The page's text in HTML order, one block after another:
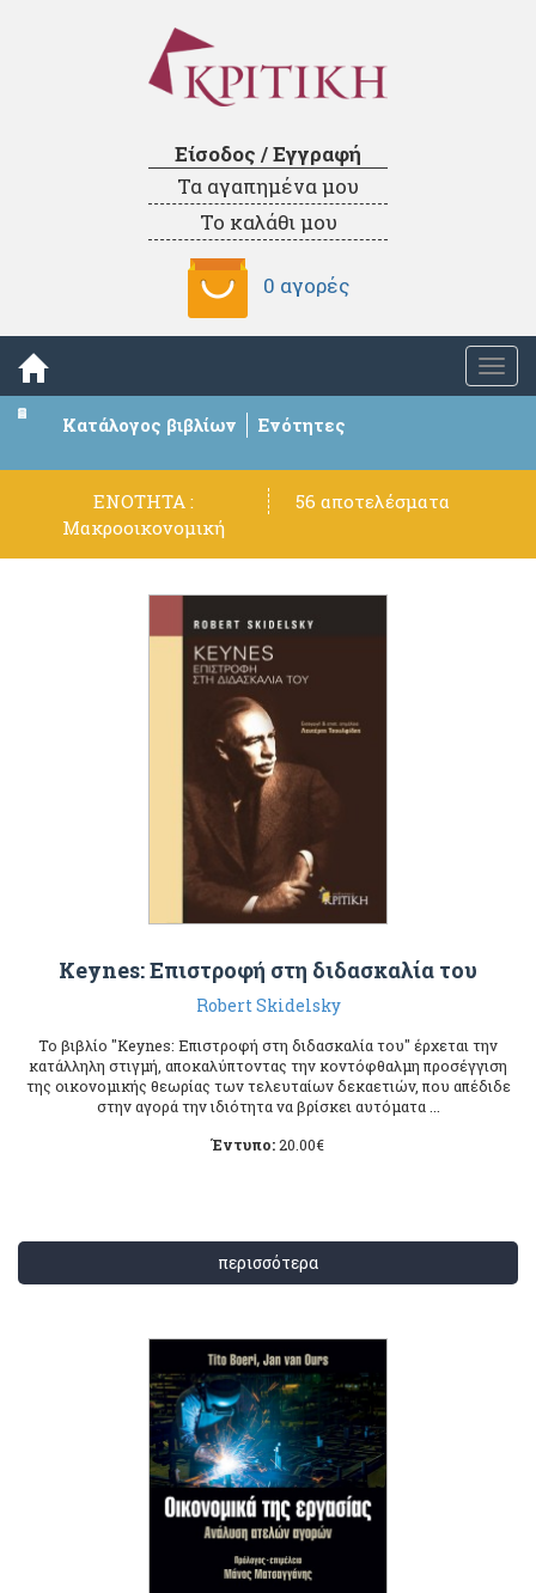
Είσοδος / Εγγραφή
Τα αγαπημένα μου
Το καλάθι μου
0 αγορές
Κατάλογος βιβλίων Ενότητες
ΕΝΟΤΗΤΑ :
Μακροοικονομική
56 αποτελέσματα
Keynes: Επιστροφή στη διδασκαλία του
Robert Skidelsky
Το βιβλίο "Keynes: Επιστροφή στη διδασκαλία του" έρχεται την
κατάλληλη στιγμή, αποκαλύπτοντας την κοντόφθαλμη προσέγγιση
της οικονομικής θεωρίας των τελευταίων δεκαετιών, που απέδιδε
στην αγορά την ιδιότητα να βρίσκει αυτόματα ...
Έντυπο: 20.00€
περισσότερα